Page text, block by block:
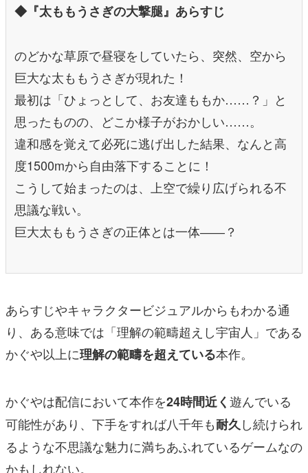
◆『太ももうさぎの大撃腿』あらすじ
のどかな草原で昼寝をしていたら、突然、空から
巨大な太ももうさぎが現れた！
最初は「ひょっとして、お友達ももか……？」と
思ったものの、どこか様子がおかしい……。
違和感を覚えて必死に逃げ出した結果、なんと高
度1500mから自由落下することに！
こうして始まったのは、上空で繰り広げられる不
思議な戦い。
巨大太ももうさぎの正体とは一体――？
あらすじやキャラクタービジュアルからもわかる通
り、ある意味では「理解の範疇超えし宇宙人」である
かぐや以上に理解の範疇を超えている本作。
かぐやは配信において本作を24時間近く遊んでいる
可能性があり、下手をすれば八千年も耐久し続けられ
るような不思議な魅力に満ちあふれているゲームなの
かもしれない。